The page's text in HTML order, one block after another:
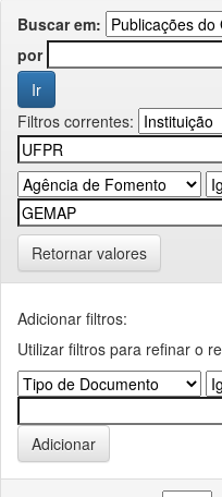
Buscar em:
por
Filtros correntes:
Retornar valores
Adicionar filtros:
Utilizar filtros para refinar o